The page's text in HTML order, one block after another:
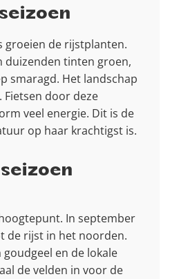
groeien de rijstplanten.
duizenden tinten groen,
smaragd. Het landschap
Fietsen door deze
veel energie. Dit is de
op haar krachtigst is.
In september
de rijst in het noorden.
en de lokale
de velden in voor de